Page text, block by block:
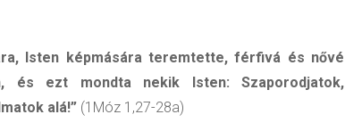
Isten képmására teremtette, férfivá és nővé
és ezt mondta nekik Isten: Szaporodjatok,
alá!” (1Móz 1,27-28a)